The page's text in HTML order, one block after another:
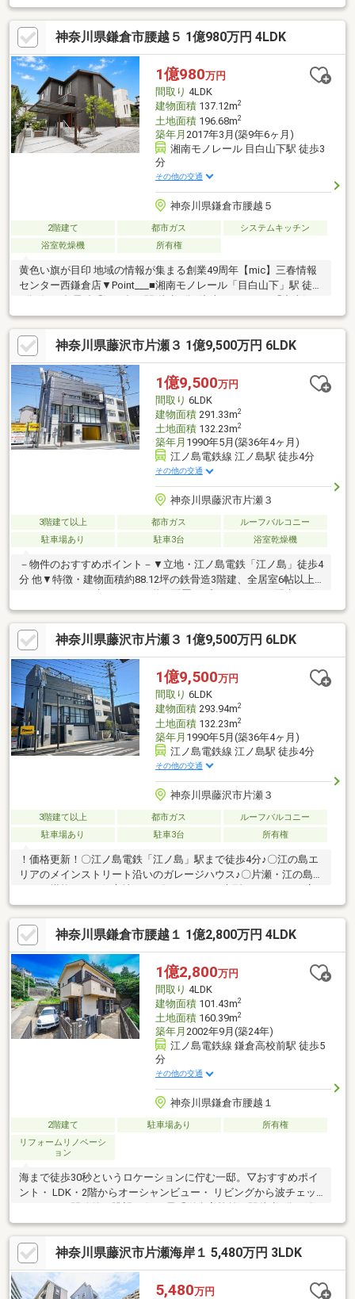
宅2世帯住宅（玄関、トイレ、浴室、洗面所、キッチン各2箇所設
置）≪ルーフバルコニー≫約11.5㎡のルーフバルコニー有バーベ
キューなど楽しめます。
神奈川県鎌倉市腰越５ 1億980万円 4LDK
1億980万円
間取り 4LDK
建物面積137.12m2
土地面積196.68m2
築年月 2017年3月(築9年6ヶ月)
湘南モノレール 目白山下駅 徒歩3
分
その他の交通
神奈川県鎌倉市腰越５
2階建て 都市ガス
システムキッチン
浴室乾燥機
所有権
黄色い旗が目印 地域の情報が集まる創業49周年【mic】三春情報
センター西鎌倉店▼Point___■湘南モノレール「目白山下」駅 徒歩
島」駅 徒歩8分□二線三駅利用可能■三菱地所レジデンス旧分譲地
内□積水ハウス施工のシャーウッド注文住宅■ミーレ製の大型食洗
機を採用□LDKの明るさと和やかさを感じさせるコーブ照明■広さ
と採光を兼ね備えたランドリールーム【お問い合わせ先】フリー
ダイヤル：0120-319-070担当：成瀬(直通：080-6052-3476)資料請
求・見学予約からのお問い合わせも大歓迎♪
神奈川県藤沢市片瀬３ 1億9,500万円 6LDK
1億9,500万円
間取り 6LDK
建物面積291.33m2
土地面積132.23m2
築年月 1990年5月(築36年4ヶ月)
江ノ島電鉄線 江ノ島駅 徒歩4分
その他の交通
神奈川県藤沢市片瀬３
3階建て以上 都市ガス
ルーフバルコニー
駐車場あり
駐車3台 浴室乾燥機
－物件のおすすめポイント－▼立地・江ノ島電鉄「江ノ島」徒歩4
分 他▼特徴・建物面積約88.12坪の鉄骨造3階建、全居室6帖以上
遊性のあるアイランドキッチン・WIC・パントリー等、全居室に
収納有・1階の洋室約16.5帖は店舗・事務所としても利用可・ガレ
ージ車庫付(車種による)▼内外装リフォーム済【2026年4月】外
壁・屋根塗装 他【2024年4月】キッチン・浴室・洗面化粧台・ト
イレ新規交換 他■ ご希望の住まい探しをお手伝いします
━━━━━・・・物件の詳細・ご相談はお気軽にお問い合わせく
ださい。
神奈川県藤沢市片瀬３ 1億9,500万円 6LDK
1億9,500万円
間取り 6LDK
建物面積293.94m2
土地面積132.23m2
築年月 1990年5月(築36年4ヶ月)
江ノ島電鉄線 江ノ島駅 徒歩4分
その他の交通
神奈川県藤沢市片瀬３
3階建て以上 都市ガス
ルーフバルコニー
駐車場あり
駐車3台 所有権
！価格更新！〇江ノ島電鉄「江ノ島」駅まで徒歩4分♪〇江の島エ
リアのメインストリート沿いのガレージハウス♪〇片瀬・江の島エ
舗利用もできる為、多様な使い方がございます♪〇内外装下記フル
リフォーム済！・外壁/コンクリート/屋上鉄骨部分/シャッター/ガ
レージ床 塗装済！・シャッターモーター交換/外壁シール打替え/
屋上・各階バルコニー防水！・ウッドデッキ新設/新規タイル貼
り/玄関ドア交換！・キッチン/ユニットバス/洗面化粧台/トイレ
新設！・フローリング/フロアタイル/クロス貼替え！・給湯器新
規交換！他施工箇所多数！
神奈川県鎌倉市腰越１ 1億2,800万円 4LDK
1億2,800万円
間取り 4LDK
建物面積101.43m2
土地面積160.39m2
築年月 2002年9月(築24年)
江ノ島電鉄線 鎌倉高校前駅 徒歩5
分
その他の交通
神奈川県鎌倉市腰越１
2階建て 駐車場あり
所有権
リフォームリノベーシ
ョン
海まで徒歩30秒というロケーションに佇む一邸。▽おすすめポイ
ント・ LDK・2階からオーシャンビュー・ リビングから波チェッ
地面積48坪超・ 令和4年6月 室内一部リフォーム済み（洗面化粧
台・ユニットバス・トイレ〈1・2階〉新規交換）・ オーナー様施
工による床張り替えや漆喰仕上げなど、温もりを感じる室内広々
とした48坪超の敷地は、お子様が遊ぶスペースやBBQ、ガーデニ
ングなど楽しみ方も様々。「海の近くで暮らしたい。」、「子ど
神奈川県藤沢市片瀬海岸１ 5,480万円 3LDK
5,480万円